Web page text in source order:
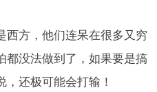
西方，他们连呆在很多又穷
都没法做到了，如果要是搞
，还极可能会打输！